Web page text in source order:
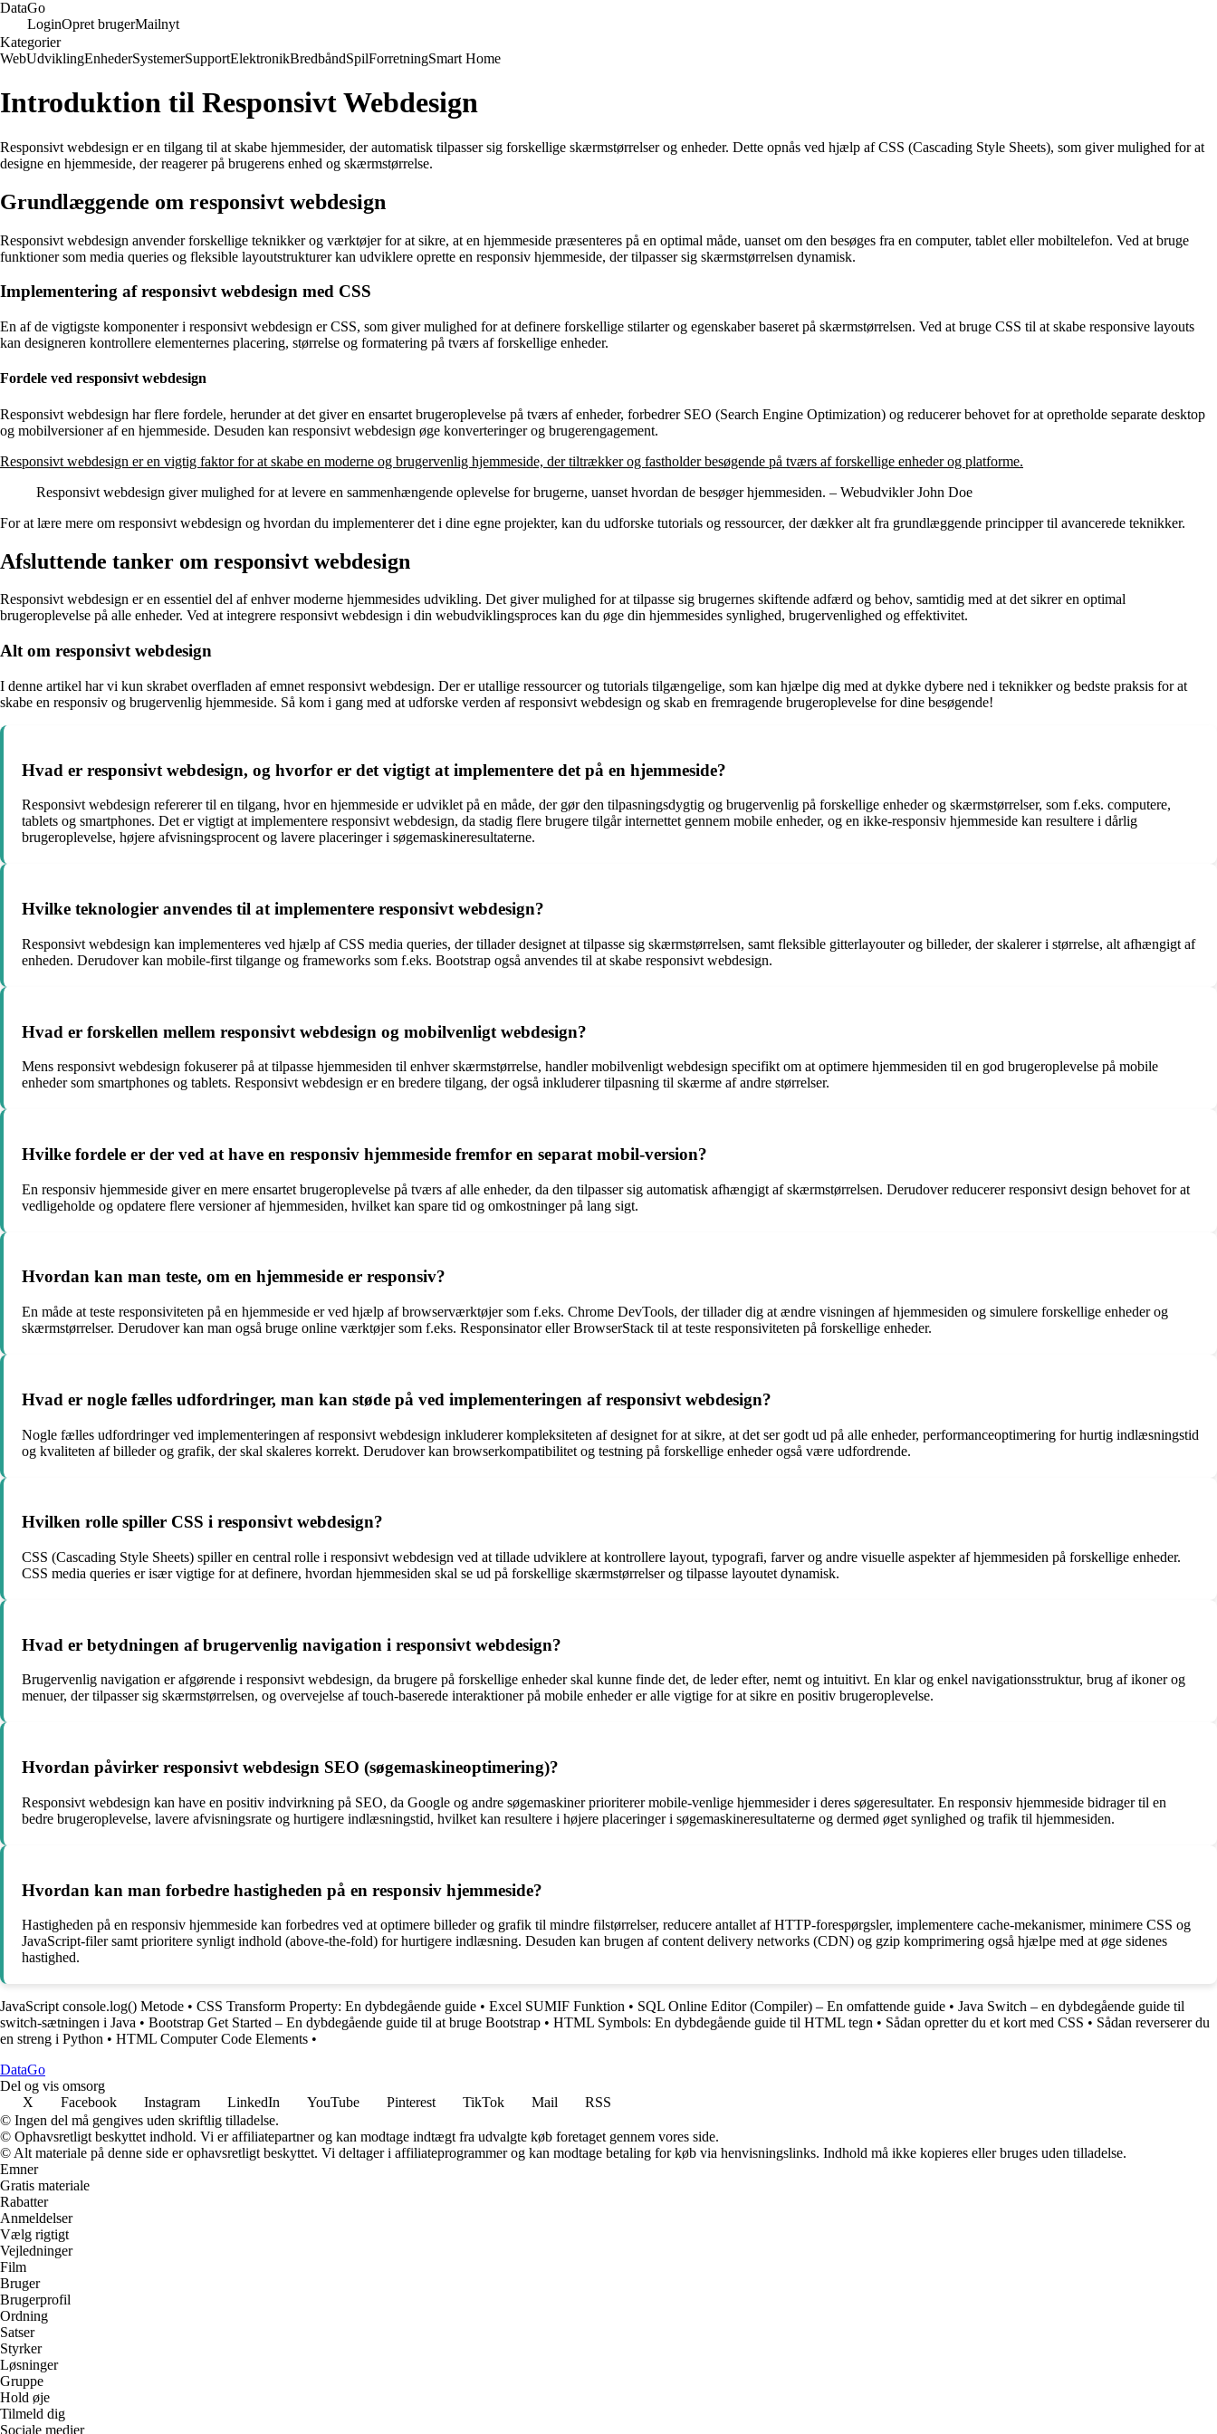
DataGo
LoginOpret brugerMailnyt
Kategorier
WebUdviklingEnhederSystemerSupportElektronikBredbåndSpilForretningSmart Home
Introduktion til Responsivt Webdesign
Responsivt webdesign er en tilgang til at skabe hjemmesider, der automatisk tilpasser sig forskellige skærmstørrelser og enheder. Dette opnås ved hjælp af CSS (Cascading Style Sheets), som giver mulighed for at
designe en hjemmeside, der reagerer på brugerens enhed og skærmstørrelse.
Grundlæggende om responsivt webdesign
Responsivt webdesign anvender forskellige teknikker og værktøjer for at sikre, at en hjemmeside præsenteres på en optimal måde, uanset om den besøges fra en computer, tablet eller mobiltelefon. Ved at bruge
funktioner som media queries og fleksible layoutstrukturer kan udviklere oprette en responsiv hjemmeside, der tilpasser sig skærmstørrelsen dynamisk.
Implementering af responsivt webdesign med CSS
En af de vigtigste komponenter i responsivt webdesign er CSS, som giver mulighed for at definere forskellige stilarter og egenskaber baseret på skærmstørrelsen. Ved at bruge CSS til at skabe responsive layouts
kan designeren kontrollere elementernes placering, størrelse og formatering på tværs af forskellige enheder.
Fordele ved responsivt webdesign
Responsivt webdesign har flere fordele, herunder at det giver en ensartet brugeroplevelse på tværs af enheder, forbedrer SEO (Search Engine Optimization) og reducerer behovet for at opretholde separate desktop
og mobilversioner af en hjemmeside. Desuden kan responsivt webdesign øge konverteringer og brugerengagement.
Responsivt webdesign er en vigtig faktor for at skabe en moderne og brugervenlig hjemmeside, der tiltrækker og fastholder besøgende på tværs af forskellige enheder og platforme.
Responsivt webdesign giver mulighed for at levere en sammenhængende oplevelse for brugerne, uanset hvordan de besøger hjemmesiden. – Webudvikler John Doe
For at lære mere om responsivt webdesign og hvordan du implementerer det i dine egne projekter, kan du udforske tutorials og ressourcer, der dækker alt fra grundlæggende principper til avancerede teknikker.
Afsluttende tanker om responsivt webdesign
Responsivt webdesign er en essentiel del af enhver moderne hjemmesides udvikling. Det giver mulighed for at tilpasse sig brugernes skiftende adfærd og behov, samtidig med at det sikrer en optimal
brugeroplevelse på alle enheder. Ved at integrere responsivt webdesign i din webudviklingsproces kan du øge din hjemmesides synlighed, brugervenlighed og effektivitet.
Alt om responsivt webdesign
I denne artikel har vi kun skrabet overfladen af emnet responsivt webdesign. Der er utallige ressourcer og tutorials tilgængelige, som kan hjælpe dig med at dykke dybere ned i teknikker og bedste praksis for at
skabe en responsiv og brugervenlig hjemmeside. Så kom i gang med at udforske verden af responsivt webdesign og skab en fremragende brugeroplevelse for dine besøgende!
Hvad er responsivt webdesign, og hvorfor er det vigtigt at implementere det på en hjemmeside?
Responsivt webdesign refererer til en tilgang, hvor en hjemmeside er udviklet på en måde, der gør den tilpasningsdygtig og brugervenlig på forskellige enheder og skærmstørrelser, som f.eks. computere,
tablets og smartphones. Det er vigtigt at implementere responsivt webdesign, da stadig flere brugere tilgår internettet gennem mobile enheder, og en ikke-responsiv hjemmeside kan resultere i dårlig
brugeroplevelse, højere afvisningsprocent og lavere placeringer i søgemaskineresultaterne.
Hvilke teknologier anvendes til at implementere responsivt webdesign?
Responsivt webdesign kan implementeres ved hjælp af CSS media queries, der tillader designet at tilpasse sig skærmstørrelsen, samt fleksible gitterlayouter og billeder, der skalerer i størrelse, alt afhængigt af
enheden. Derudover kan mobile-first tilgange og frameworks som f.eks. Bootstrap også anvendes til at skabe responsivt webdesign.
Hvad er forskellen mellem responsivt webdesign og mobilvenligt webdesign?
Mens responsivt webdesign fokuserer på at tilpasse hjemmesiden til enhver skærmstørrelse, handler mobilvenligt webdesign specifikt om at optimere hjemmesiden til en god brugeroplevelse på mobile
enheder som smartphones og tablets. Responsivt webdesign er en bredere tilgang, der også inkluderer tilpasning til skærme af andre størrelser.
Hvilke fordele er der ved at have en responsiv hjemmeside fremfor en separat mobil-version?
En responsiv hjemmeside giver en mere ensartet brugeroplevelse på tværs af alle enheder, da den tilpasser sig automatisk afhængigt af skærmstørrelsen. Derudover reducerer responsivt design behovet for at
vedligeholde og opdatere flere versioner af hjemmesiden, hvilket kan spare tid og omkostninger på lang sigt.
Hvordan kan man teste, om en hjemmeside er responsiv?
En måde at teste responsiviteten på en hjemmeside er ved hjælp af browserværktøjer som f.eks. Chrome DevTools, der tillader dig at ændre visningen af hjemmesiden og simulere forskellige enheder og
skærmstørrelser. Derudover kan man også bruge online værktøjer som f.eks. Responsinator eller BrowserStack til at teste responsiviteten på forskellige enheder.
Hvad er nogle fælles udfordringer, man kan støde på ved implementeringen af responsivt webdesign?
Nogle fælles udfordringer ved implementeringen af responsivt webdesign inkluderer kompleksiteten af designet for at sikre, at det ser godt ud på alle enheder, performanceoptimering for hurtig indlæsningstid
og kvaliteten af billeder og grafik, der skal skaleres korrekt. Derudover kan browserkompatibilitet og testning på forskellige enheder også være udfordrende.
Hvilken rolle spiller CSS i responsivt webdesign?
CSS (Cascading Style Sheets) spiller en central rolle i responsivt webdesign ved at tillade udviklere at kontrollere layout, typografi, farver og andre visuelle aspekter af hjemmesiden på forskellige enheder.
CSS media queries er især vigtige for at definere, hvordan hjemmesiden skal se ud på forskellige skærmstørrelser og tilpasse layoutet dynamisk.
Hvad er betydningen af brugervenlig navigation i responsivt webdesign?
Brugervenlig navigation er afgørende i responsivt webdesign, da brugere på forskellige enheder skal kunne finde det, de leder efter, nemt og intuitivt. En klar og enkel navigationsstruktur, brug af ikoner og
menuer, der tilpasser sig skærmstørrelsen, og overvejelse af touch-baserede interaktioner på mobile enheder er alle vigtige for at sikre en positiv brugeroplevelse.
Hvordan påvirker responsivt webdesign SEO (søgemaskineoptimering)?
Responsivt webdesign kan have en positiv indvirkning på SEO, da Google og andre søgemaskiner prioriterer mobile-venlige hjemmesider i deres søgeresultater. En responsiv hjemmeside bidrager til en
bedre brugeroplevelse, lavere afvisningsrate og hurtigere indlæsningstid, hvilket kan resultere i højere placeringer i søgemaskineresultaterne og dermed øget synlighed og trafik til hjemmesiden.
Hvordan kan man forbedre hastigheden på en responsiv hjemmeside?
Hastigheden på en responsiv hjemmeside kan forbedres ved at optimere billeder og grafik til mindre filstørrelser, reducere antallet af HTTP-forespørgsler, implementere cache-mekanismer, minimere CSS og
JavaScript-filer samt prioritere synligt indhold (above-the-fold) for hurtigere indlæsning. Desuden kan brugen af content delivery networks (CDN) og gzip komprimering også hjælpe med at øge sidenes
hastighed.
JavaScript console.log() Metode • CSS Transform Property: En dybdegående guide • Excel SUMIF Funktion • SQL Online Editor (Compiler) – En omfattende guide • Java Switch – en dybdegående guide til
switch-sætningen i Java • Bootstrap Get Started – En dybdegående guide til at bruge Bootstrap • HTML Symbols: En dybdegående guide til HTML tegn • Sådan opretter du et kort med CSS • Sådan reverserer du
en streng i Python • HTML Computer Code Elements •
DataGo
Del og vis omsorg
X
Facebook Instagram LinkedIn YouTube Pinterest TikTok Mail
RSS
© Ingen del må gengives uden skriftlig tilladelse.
© Ophavsretligt beskyttet indhold. Vi er affiliatepartner og kan modtage indtægt fra udvalgte køb foretaget gennem vores side.
© Alt materiale på denne side er ophavsretligt beskyttet. Vi deltager i affiliateprogrammer og kan modtage betaling for køb via henvisningslinks. Indhold må ikke kopieres eller bruges uden tilladelse.
Emner
Gratis materiale
Rabatter
Anmeldelser
Vælg rigtigt
Vejledninger
Film
Bruger
Brugerprofil
Ordning
Satser
Styrker
Løsninger
Gruppe
Hold øje
Tilmeld dig
Sociale medier